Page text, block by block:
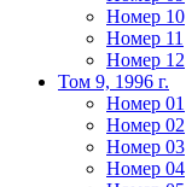
Номер 10
Номер 11
Номер 12
Том 9, 1996 г.
Номер 01
Номер 02
Номер 03
Номер 04